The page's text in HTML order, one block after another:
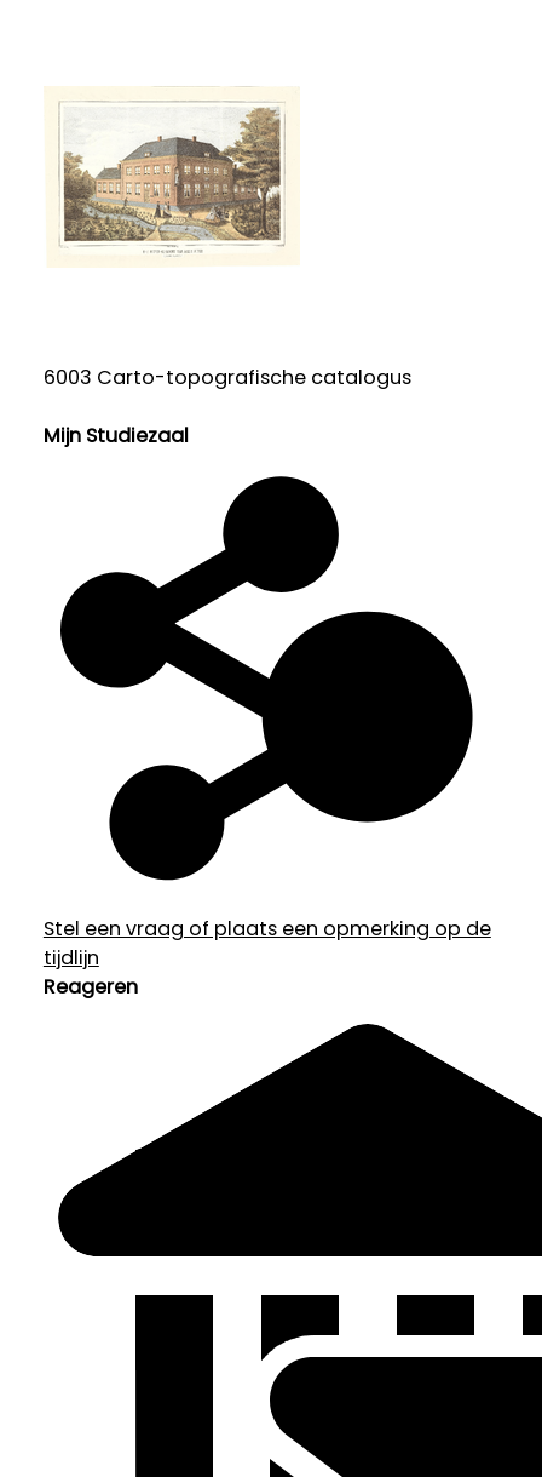
6003 Carto-topografische catalogus
Mijn Studiezaal
Stel een vraag of plaats een opmerking op de
tijdlijn
Reageren